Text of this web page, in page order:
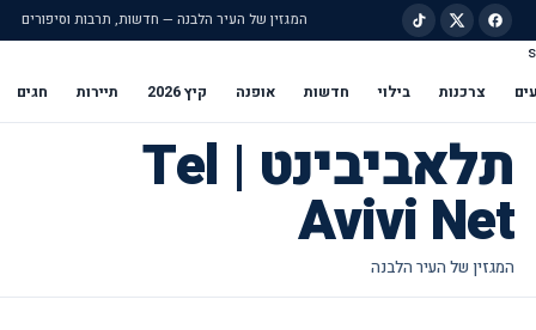
המגזין של העיר הלבנה — חדשות, תרבות וסיפורים
s
צרכנות בילוי חדשות אופנה קיץ 2026 תיירות חגים
תלאביבינט | Tel
Avivi Net